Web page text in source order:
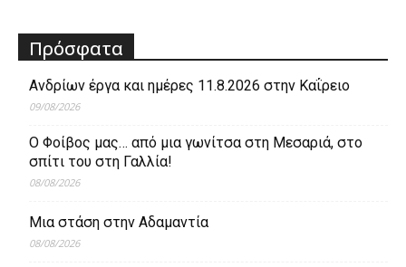
Πρόσφατα
Ανδρίων έργα και ημέρες 11.8.2026 στην Καΐρειο
09/08/2026
Ο Φοίβος μας… από μια γωνίτσα στη Μεσαριά, στο
σπίτι του στη Γαλλία!
08/08/2026
Μια στάση στην Αδαμαντία
08/08/2026